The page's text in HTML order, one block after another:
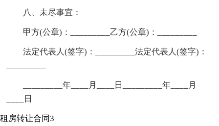
八、未尽事宜：
甲方(公章)：_________乙方(公章)：_________
法定代表人(签字)：_________法定代表人(签字)：
_________年____月____日_________年____月
____日
租房转让合同3